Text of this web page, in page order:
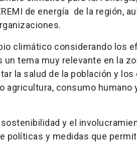
de energía de la región,
climático considerando los
tema muy relevante en la
la salud de la población y los
agricultura, consumo humano
y el
políticas y medidas que